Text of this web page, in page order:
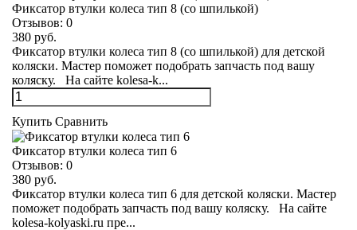
Фиксатор втулки колеса тип 8 (со шпилькой)
Отзывов: 0
380 руб.
Фиксатор втулки колеса тип 8 (со шпилькой) для детской
коляски. Мастер поможет подобрать запчасть под вашу
коляску. На сайте kolesa-k...
Купить Сравнить
Фиксатор втулки колеса тип 6
Отзывов: 0
380 руб.
Фиксатор втулки колеса тип 6 для детской коляски. Мастер
поможет подобрать запчасть под вашу коляску. На сайте
kolesa-kolyaski.ru пре...